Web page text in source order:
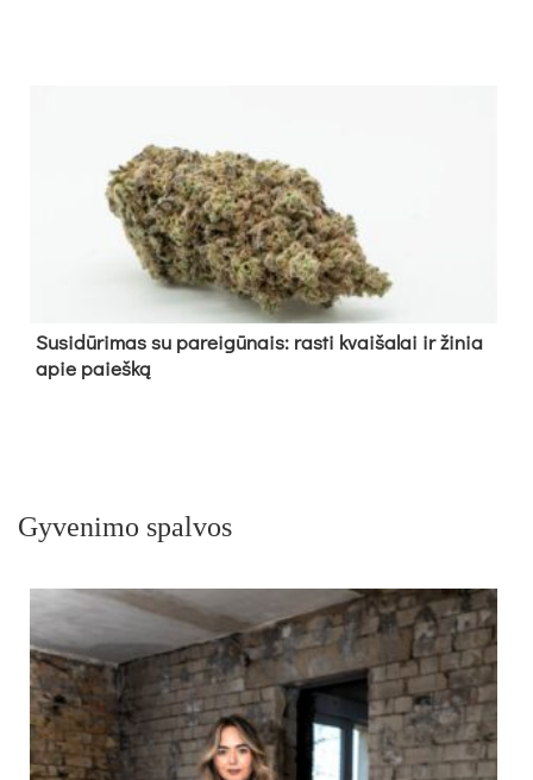
Su­si­dū­ri­mas su pa­rei­gū­nais: ras­ti kvai­ša­lai ir ži­nia
apie paieš­ką
Gyvenimo spalvos